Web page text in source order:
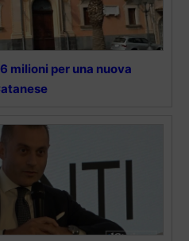
milioni per una nuova